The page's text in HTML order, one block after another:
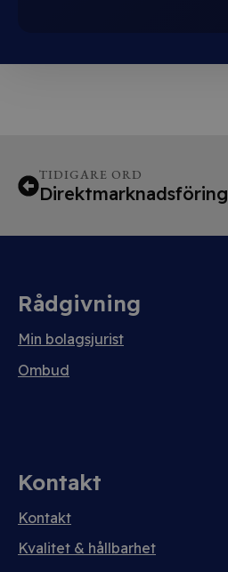
TIDIGARE ORD
Direktmarknadsföring
Rådgivning
Min bolagsjurist
Ombud
Kontakt
Kontakt
Kvalitet & hållbarhet